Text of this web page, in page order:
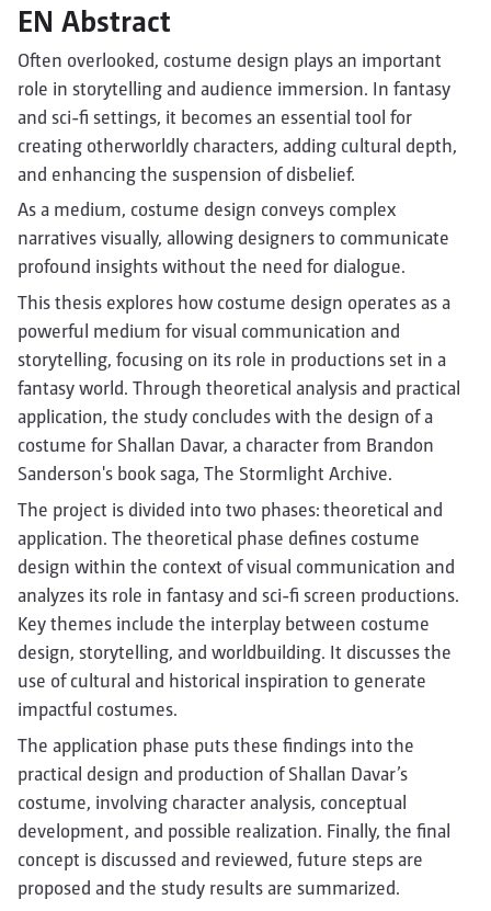
EN Abstract
Often overlooked, costume design plays an important
role in storytelling and audience immersion. In fantasy
and sci-fi settings, it becomes an essential tool for
creating otherworldly characters, adding cultural depth,
and enhancing the suspension of disbelief.
As a medium, costume design conveys complex
narratives visually, allowing designers to communicate
profound insights without the need for dialogue.
This thesis explores how costume design operates as a
powerful medium for visual communication and
storytelling, focusing on its role in productions set in a
fantasy world. Through theoretical analysis and practical
application, the study concludes with the design of a
costume for Shallan Davar, a character from Brandon
Sanderson's book saga, The Stormlight Archive.
The project is divided into two phases: theoretical and
application. The theoretical phase defines costume
design within the context of visual communication and
analyzes its role in fantasy and sci-fi screen productions.
Key themes include the interplay between costume
design, storytelling, and worldbuilding. It discusses the
use of cultural and historical inspiration to generate
impactful costumes.
The application phase puts these findings into the
practical design and production of Shallan Davar’s
costume, involving character analysis, conceptual
development, and possible realization. Finally, the final
concept is discussed and reviewed, future steps are
proposed and the study results are summarized.